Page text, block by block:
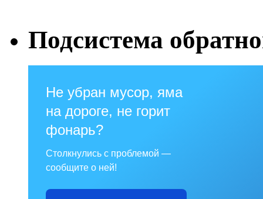
Подсистема
Не убран мусор, яма
на дороге, не горит
фонарь?
Столкнулись с проблемой —
сообщите о ней!